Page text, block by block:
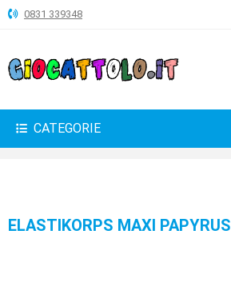
ANIMALI
BAMBOLE
0831 339348
CATEGORIE
ELASTIKORPS MAXI PAPYRUS